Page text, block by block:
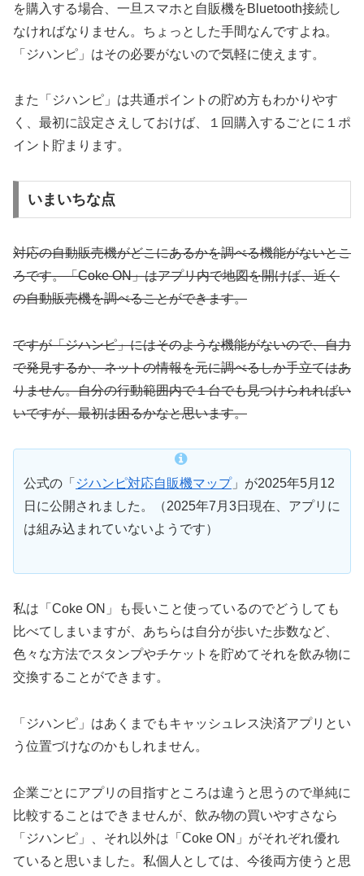
を購入する場合、一旦スマホと自販機をBluetooth接続し
なければなりません。ちょっとした手間なんですよね。
「ジハンピ」はその必要がないので気軽に使えます。
また「ジハンピ」は共通ポイントの貯め方もわかりやす
く、最初に設定さえしておけば、１回購入するごとに１ポ
イント貯まります。
いまいちな点
対応の自動販売機がどこにあるかを調べる機能がないとこ
ろです。「Coke ON」はアプリ内で地図を開けば、近く
の自動販売機を調べることができます。
ですが「ジハンピ」にはそのような機能がないので、自力
で発見するか、ネットの情報を元に調べるしか手立てはあ
りません。自分の行動範囲内で１台でも見つけられればい
いですが、最初は困るかなと思います。
公式の「 ジハンピ対応自販機マップ」が2025年5月12
日に公開されました。（2025年7月3日現在、アプリに
は組み込まれていないようです）
私は「Coke ON」も長いこと使っているのでどうしても
比べてしまいますが、あちらは自分が歩いた歩数など、
色々な方法でスタンプやチケットを貯めてそれを飲み物に
交換することができます。
「ジハンピ」はあくまでもキャッシュレス決済アプリとい
う位置づけなのかもしれません。
企業ごとにアプリの目指すところは違うと思うので単純に
比較することはできませんが、飲み物の買いやすさなら
「ジハンピ」、それ以外は「Coke ON」がそれぞれ優れ
ていると思いました。私個人としては、今後両方使うと思